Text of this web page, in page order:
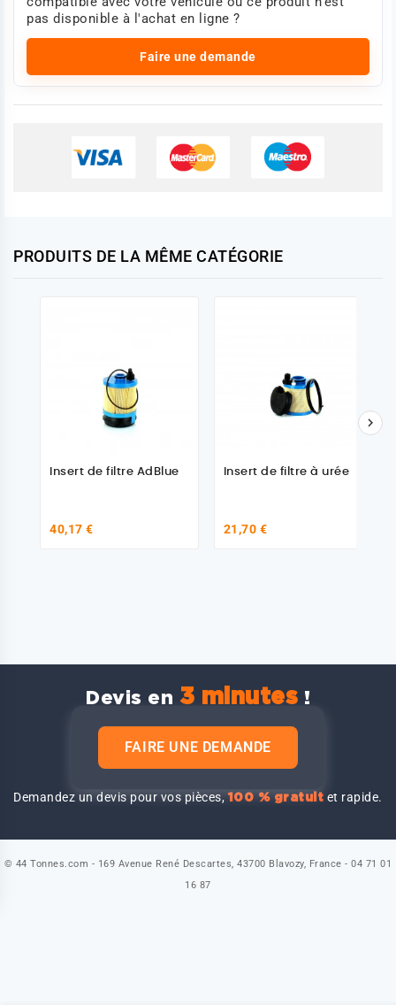
IVECO 58086593
RENAULT TRUCKS 7421574991
RENAULT TRUCKS 7485138439
FORD GC465L264AAN
FORD T221046
ISUZU 8981694030
HINO S17K0E0011
CASE IH 48089821
pas disponible à l'achat en ligne ?
Faire une demande
PRODUITS DE LA MÊME CATÉGORIE
Insert de filtre AdBlue
40,17 €
Insert de filtre à urée
21,70 €

Devis en 3 minutes !
FAIRE UNE DEMANDE
Demandez un devis pour vos pièces,100 % gratuit et rapide.
© 44 Tonnes.com - 169 Avenue René Descartes, 43700 Blavozy, France - 04 71 01
16 87